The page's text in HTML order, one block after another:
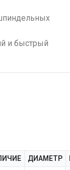
и быстрый
ДИАМЕТР